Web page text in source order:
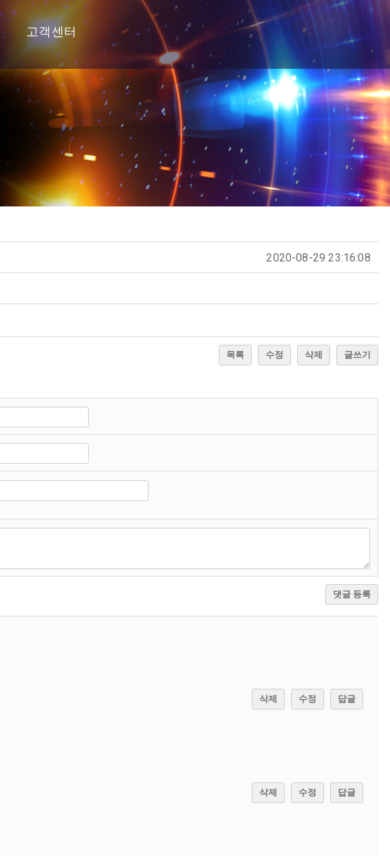
고객센터
2020-08-29 23:16:08
목록 수정 삭제 글쓰기
댓글 등록
삭제 수정 답글
삭제 수정 답글